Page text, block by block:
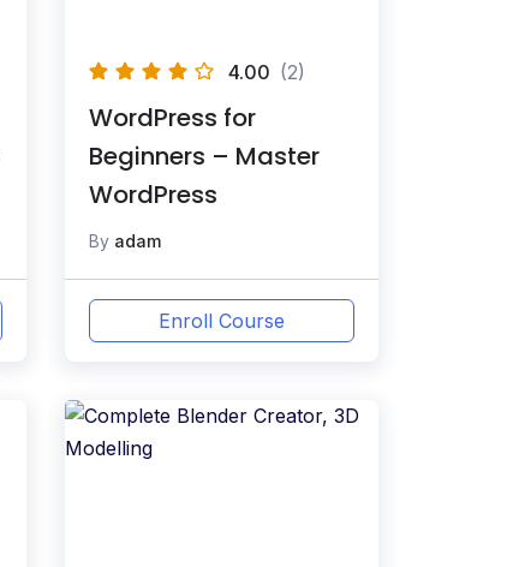
4.00 (2)
WordPress for
Beginners – Master
WordPress
By adam
Enroll Course